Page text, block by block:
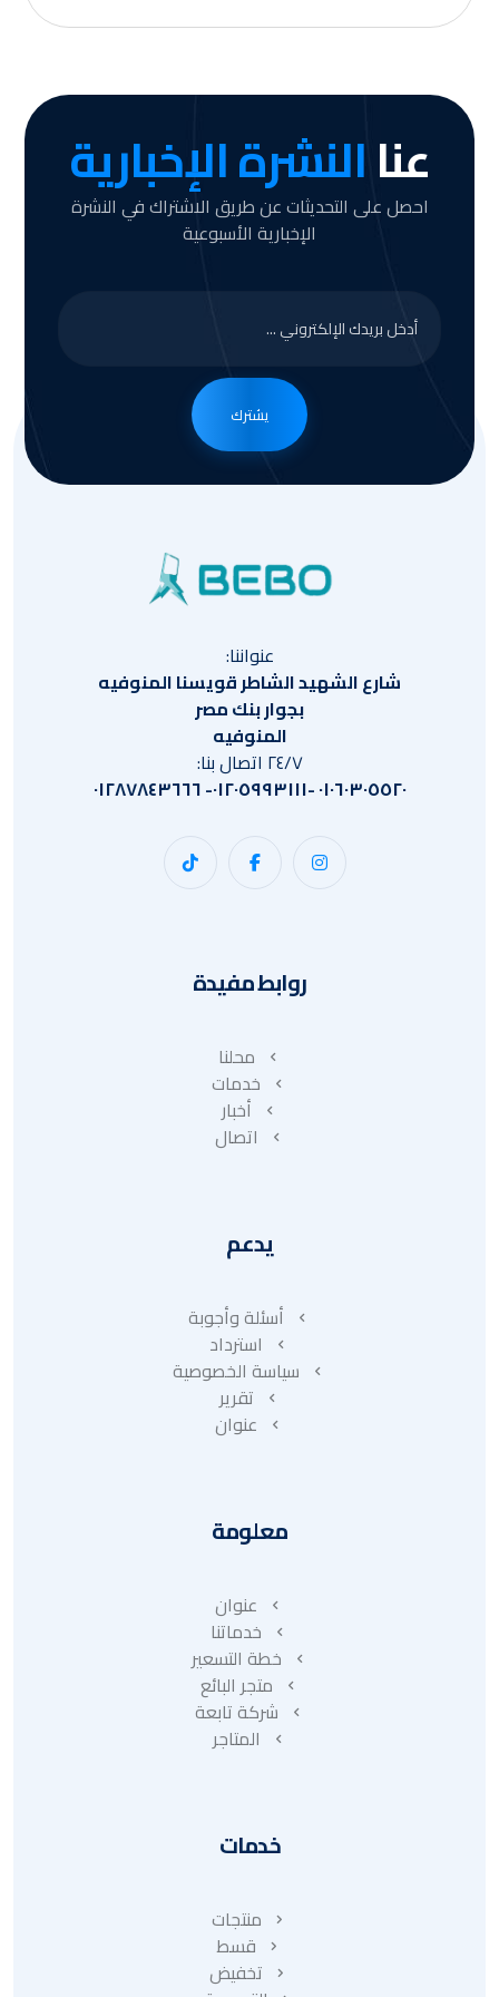
عناالنشرة الإخبارية
احصل على التحديثات عن طريق الاشتراك في النشرة
الإخبارية الأسبوعية
يشترك
عنواننا:
شارع الشهيد الشاطر قويسنا المنوفيه
بجوار بنك مصر
المنوفيه
٢٤/٧ اتصال بنا:
٠١٠٦٠٣٠٥٥٢٠ -٠١٢٠٥٩٩٣١١١- ٠١٢٨٧٨٤٣٦٦٦
روابط مفيدة
محلنا
خدمات
أخبار
اتصال
يدعم
أسئلة وأجوبة
استرداد
سياسة الخصوصية
تقرير
عنوان
معلومة
عنوان
خدماتنا
خطة التسعير
متجر البائع
شركة تابعة
المتاجر
خدمات
منتجات
قسط
تخفيض